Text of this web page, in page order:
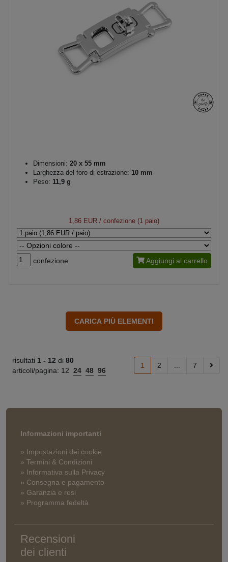
Dimensioni: 20 x 55 mm
Larghezza del foro di estrazione: 10 mm
Peso: 11,9 g
1,86 EUR / confezione (1 paio)
confezione Aggiungi al carrello
risultati 1 - 12 di 80
articoli/pagina: 12 24 48 96
1 2 7
Informazioni importanti
» Impostazioni dei cookie
» Termini & Condizioni
» Informativa sulla Privacy
» Consegna e pagamento
» Garanzia e resi
» Programma fedeltà
Recensioni
dei clienti